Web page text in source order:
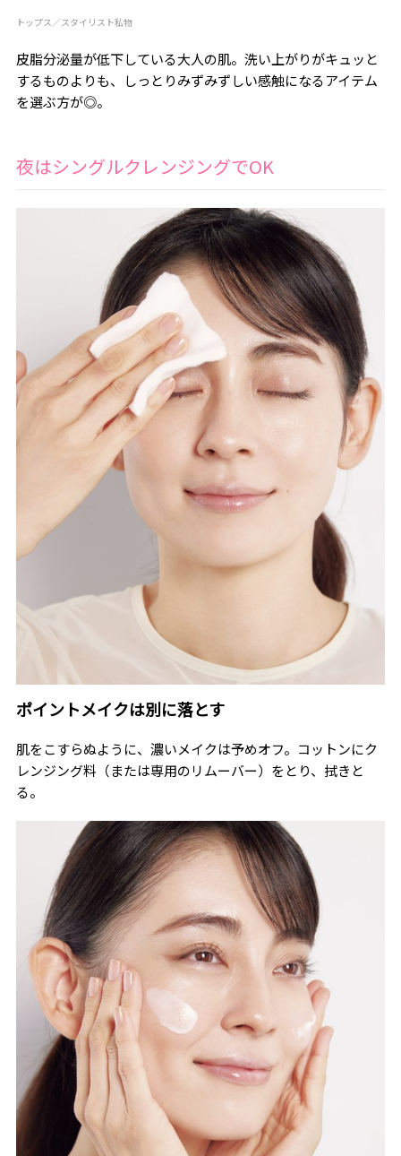
トップス／スタイリスト私物
皮脂分泌量が低下している大人の肌。洗い上がりがキュッと
するものよりも、しっとりみずみずしい感触になるアイテム
を選ぶ方が◎。
夜はシングルクレンジングでOK
ポイントメイクは別に落とす
肌をこすらぬように、濃いメイクは予めオフ。コットンにク
レンジング料（または専用のリムーバー）をとり、拭きと
る。